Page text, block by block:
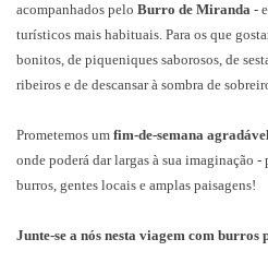
acompanhados pelo Burro de Miranda -
turísticos mais habituais. Para os que
bonitos, de piqueniques saborosos, de
ribeiros e de descansar à sombra de
Prometemos um fim-de-semana
onde poderá dar largas à sua imaginação
burros, gentes locais e amplas paisagens!
Junte-se a nós nesta viagem com